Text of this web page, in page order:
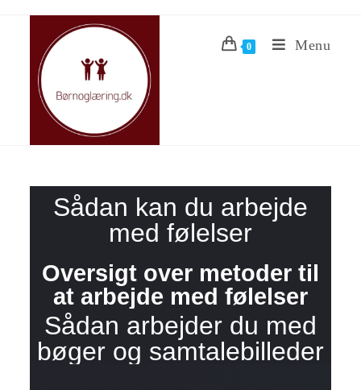
0 Menu
Sådan kan du arbejde
med følelser
Oversigt over metoder til
at arbejde med følelser
Sådan arbejder du med
bøger og samtalebilleder